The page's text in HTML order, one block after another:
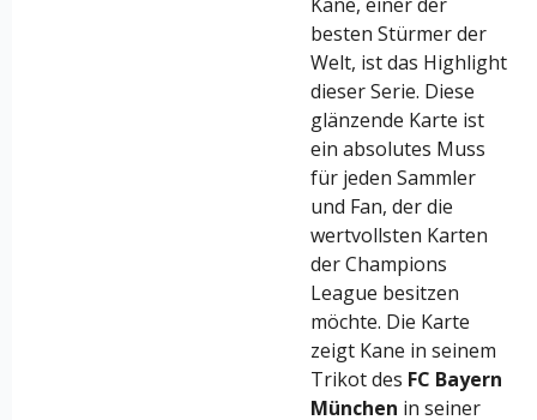
besten Stürmer der
Welt, ist das Highlight
dieser Serie. Diese
glänzende Karte ist
ein absolutes Muss
für jeden Sammler
und Fan, der die
wertvollsten Karten
der Champions
League besitzen
möchte. Die Karte
zeigt Kane in seinem
Trikot des FC Bayern
München in seiner